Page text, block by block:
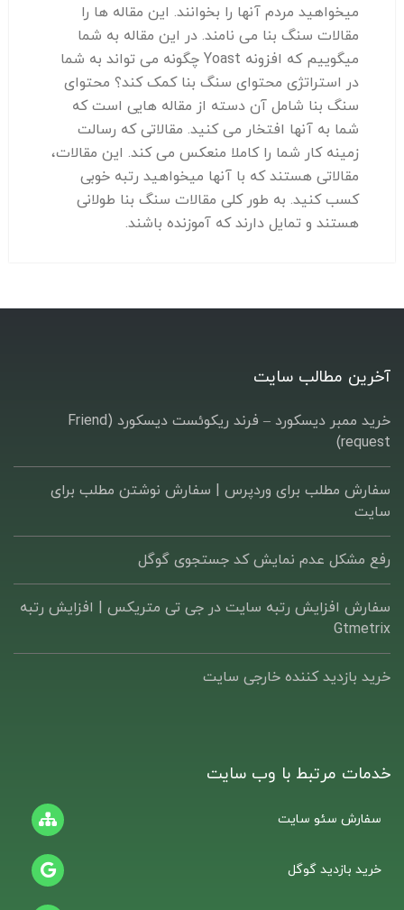
میخواهید مردم آنها را بخوانند. این مقاله ها را
مقالات سنگ بنا می نامند. در این مقاله به شما
میگوییم که افزونه Yoast چگونه می تواند به شما
در استراتژی محتوای سنگ بنا کمک کند؟ محتوای
سنگ بنا شامل آن دسته از مقاله هایی است که
شما به آنها افتخار می کنید. مقالاتی که رسالت
زمینه کار شما را کاملا منعکس می کند. این مقالات،
مقالاتی هستند که با آنها میخواهید رتبه خوبی
کسب کنید. به طور کلی مقالات سنگ بنا طولانی
هستند و تمایل دارند که آموزنده باشند.
آخرین مطالب سایت
خرید ممبر دیسکورد – فرند ریکوئست دیسکورد (Friend
request)
سفارش مطلب برای وردپرس |‌ سفارش نوشتن مطلب برای
سایت
رفع مشکل عدم نمایش کد جستجوی گوگل
سفارش افزایش رتبه سایت در جی تی متریکس | افزایش رتبه
Gtmetrix
خرید بازدید کننده خارجی سایت
خدمات مرتبط با وب سایت
سفارش سئو سایت
خرید بازدید گوگل